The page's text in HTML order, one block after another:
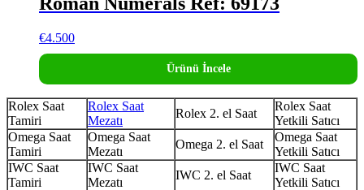
€4.500
Ürünü İncele
Rolex Saat
Tamiri
Rolex Saat
Mezatı
Rolex 2. el Saat
Rolex Saat
Yetkili Satıcı
Omega Saat
Tamiri
Omega Saat
Mezatı
Omega 2. el Saat
Omega Saat
Yetkili Satıcı
IWC Saat
Tamiri
IWC Saat
Mezatı
IWC 2. el Saat
IWC Saat
Yetkili Satıcı